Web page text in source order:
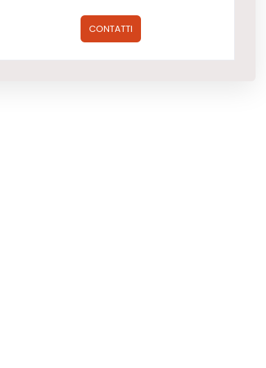
CONTATTI